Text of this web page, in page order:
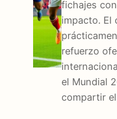
fichajes
impacto. El
refuerzo
el Mundial
compartir